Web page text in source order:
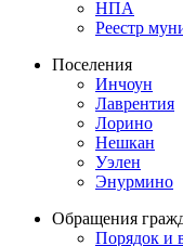
НПА
Реестр
Поселения
Инчоун
Лаврентия
Лорино
Нешкан
Уэлен
Энурмино
Обращения
Порядок и